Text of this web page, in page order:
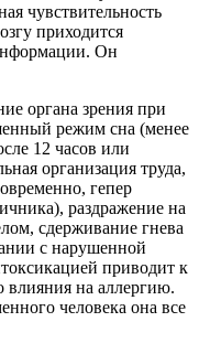
чувствительность
приходится
Он
органа зрения при
режим сна (менее
12 часов или
организация труда,
гепер
раздражение на
сдерживание гнева
с нарушенной
приводит к
влияния на аллергию.
человека она все